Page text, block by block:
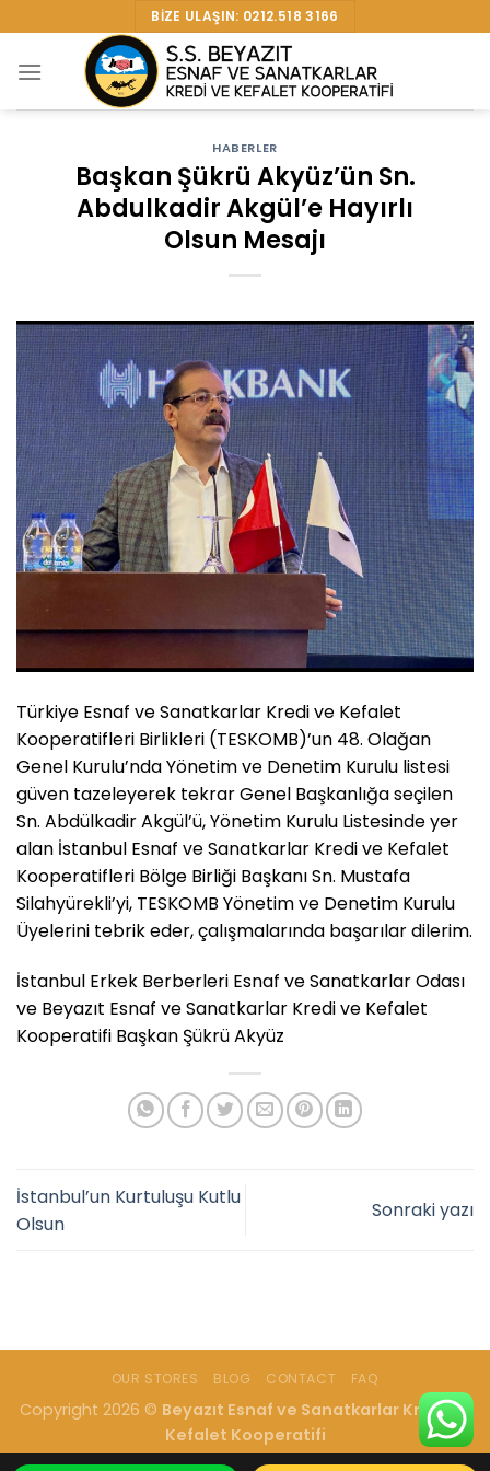
to
content
BIZE ULAŞIN: 0212.518 3166
HABERLER
Başkan Şükrü Akyüz’ün Sn.
Abdulkadir Akgül’e Hayırlı
Olsun Mesajı
Türkiye Esnaf ve Sanatkarlar Kredi ve Kefalet
Kooperatifleri Birlikleri (TESKOMB)’un 48. Olağan
Genel Kurulu’nda Yönetim ve Denetim Kurulu listesi
güven tazeleyerek tekrar Genel Başkanlığa seçilen
Sn. Abdülkadir Akgül’ü, Yönetim Kurulu Listesinde yer
alan İstanbul Esnaf ve Sanatkarlar Kredi ve Kefalet
Kooperatifleri Bölge Birliği Başkanı Sn. Mustafa
Silahyürekli’yi, TESKOMB Yönetim ve Denetim Kurulu
Üyelerini tebrik eder, çalışmalarında başarılar dilerim.
İstanbul Erkek Berberleri Esnaf ve Sanatkarlar Odası
ve Beyazıt Esnaf ve Sanatkarlar Kredi ve Kefalet
Kooperatifi Başkan Şükrü Akyüz
İstanbul’un Kurtuluşu Kutlu
Olsun
Sonraki yazı
OUR STORES BLOG CONTACT FAQ
Copyright 2026 © Beyazıt Esnaf ve Sanatkarlar Kredi ve
Kefalet Kooperatifi